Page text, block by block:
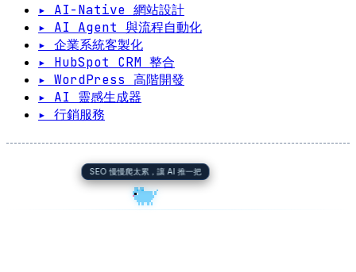
▸ AI-Native 網站設計
▸ AI Agent 與流程自動化
▸ 企業系統客製化
▸ HubSpot CRM 整合
▸ WordPress 高階開發
▸ AI 靈感生成器
▸ 行銷服務
SEO 慢慢爬太累，讓 AI 推一把